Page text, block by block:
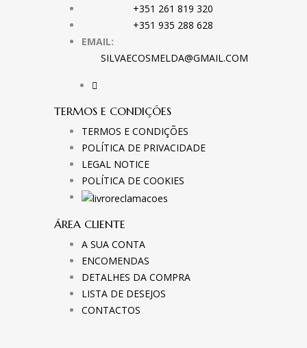
+351 261 819 320
+351 935 288 628
EMAIL:
SILVAECOSMELDA@GMAIL.COM
TERMOS E CONDIÇÕES
TERMOS E CONDIÇÕES
POLÍTICA DE PRIVACIDADE
LEGAL NOTICE
POLÍTICA DE COOKIES
ÁREA CLIENTE
A SUA CONTA
ENCOMENDAS
DETALHES DA COMPRA
LISTA DE DESEJOS
CONTACTOS